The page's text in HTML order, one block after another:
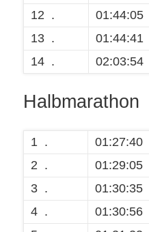
12 .
01:44:05
13 .
01:44:41
14 .
02:03:54
Halbmarathon
1 . 01:27:40
2 .
01:29:05
3 .
01:30:35
4 .
01:30:56